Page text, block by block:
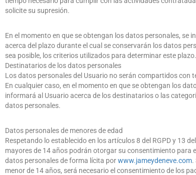
solicite su supresión.
En el momento en que se obtengan los datos personales, se
acerca del plazo durante el cual se conservarán los datos
sea posible, los criterios utilizados para determinar este plazo.
Destinatarios de los datos personales
Los datos personales del Usuario no serán compartidos con
En cualquier caso, en el momento en que se obtengan los
informará al Usuario acerca de los destinatarios o las
datos personales.
Datos personales de menores de edad
Respetando lo establecido en los artículos 8 del RGPD y 13
mayores de 14 años podrán otorgar su consentimiento para
datos personales de forma lícita porwww.jameydeneve.com.
menor de 14 años, será necesario el consentimiento de los